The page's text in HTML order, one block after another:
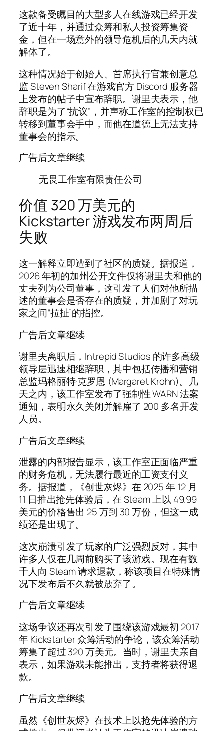
这款备受瞩目的大型多人在线游戏已经开发
了近十年，并通过众筹和私人投资筹集资
金，但在一场意外的领导危机后的几天内就
解体了。
这种情况始于创始人、首席执行官兼创意总
监 Steven Sharif 在游戏官方 Discord 服务器
上发布的帖子中宣布辞职。谢里夫表示，他
辞职是为了“抗议”，并声称工作室的控制权已
转移到董事会手中，而他在道德上无法支持
董事会的指示。
广告后文章继续
无畏工作室有限责任公司
价值 320 万美元的
Kickstarter 游戏发布两周后
失败
这一解释立即遭到了社区的质疑。据报道，
2026 年初的加州公开文件仅将谢里夫和他的
丈夫列为公司董事，这引发了人们对他所描
述的董事会是否存在的质疑，并加剧了对玩
家之间“拉扯”的指控。
广告后文章继续
谢里夫离职后，Intrepid Studios 的许多高级
领导层迅速相继辞职，其中包括传播和营销
总监玛格丽特·克罗恩 (Margaret Krohn)。几
天之内，该工作室发布了强制性 WARN 法案
通知，表明永久关闭并解雇了 200 多名开发
人员。
广告后文章继续
泄露的内部报告显示，该工作室正面临严重
的财务危机，无法履行最近的工资支付义
务。据报道，《创世灰烬》在 2025 年 12 月
11 日推出抢先体验后，在 Steam 上以 49.99
美元的价格售出 25 万到 30 万份，但这一成
绩还是出现了。
这次崩溃引发了玩家的广泛强烈反对，其中
许多人仅在几周前购买了该游戏。现在有数
千人向 Steam 请求退款，称该项目在特殊情
况下发布后不久就被放弃了。
广告后文章继续
这场争议还再次引发了围绕该游戏最初 2017
年 Kickstarter 众筹活动的争论，该众筹活动
筹集了超过 320 万美元。当时，谢里夫亲自
表示，如果游戏未能推出，支持者将获得退
款。
广告后文章继续
虽然《创世灰烬》在技术上以抢先体验的方